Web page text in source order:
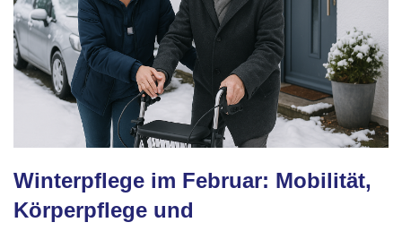
Winterpflege im Februar: Mobilität,
Körperpflege und